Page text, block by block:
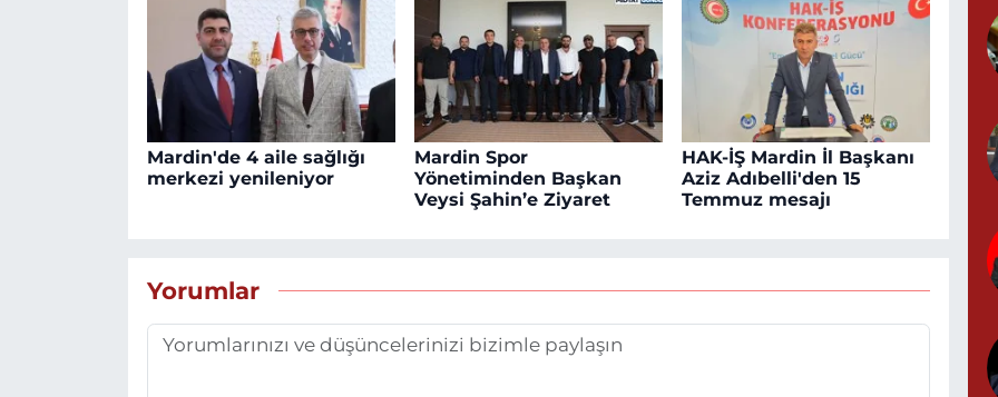
Mardin'de 4 aile sağlığı
merkezi yenileniyor
Mardin Spor
Yönetiminden Başkan
Veysi Şahin’e Ziyaret
HAK-İŞ Mardin İl Başkanı
Aziz Adıbelli'den 15
Temmuz mesajı
Yorumlar